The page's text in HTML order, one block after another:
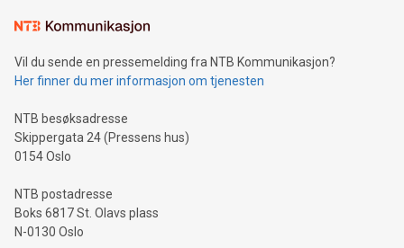
Vil du sende en pressemelding fra NTB Kommunikasjon?
Her finner du mer informasjon om tjenesten
NTB besøksadresse
Skippergata 24 (Pressens hus)
0154 Oslo
NTB postadresse
Boks 6817 St. Olavs plass
N-0130 Oslo